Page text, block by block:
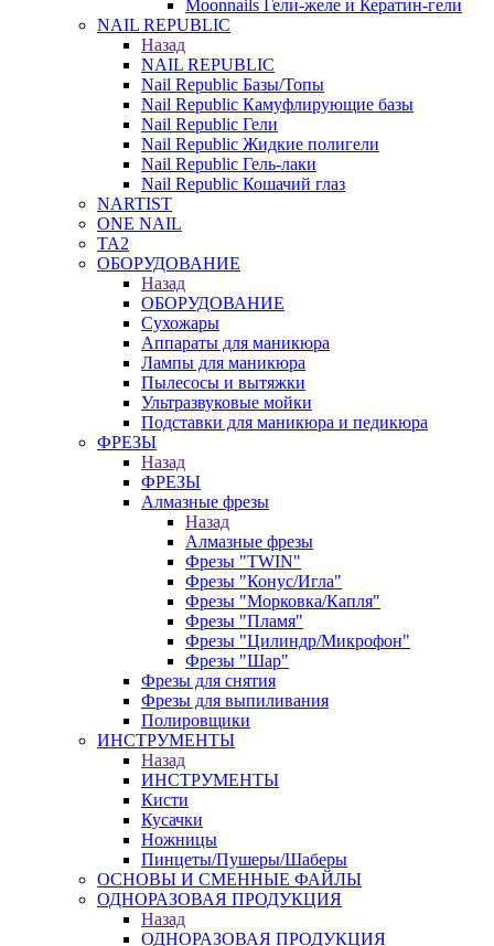
Moonnails Гели-желе и Кератин-гели
NAIL REPUBLIC
Назад
NAIL REPUBLIC
Nail Republic Базы/Топы
Nail Republic Камуфлирующие базы
Nail Republic Гели
Nail Republic Жидкие полигели
Nail Republic Гель-лаки
Nail Republic Кошачий глаз
NARTIST
ONE NAIL
TA2
ОБОРУДОВАНИЕ
Назад
ОБОРУДОВАНИЕ
Сухожары
Аппараты для маникюра
Лампы для маникюра
Пылесосы и вытяжки
Ультразвуковые мойки
Подставки для маникюра и педикюра
ФРЕЗЫ
Назад
ФРЕЗЫ
Алмазные фрезы
Назад
Алмазные фрезы
Фрезы "TWIN"
Фрезы "Конус/Игла"
Фрезы "Морковка/Капля"
Фрезы "Пламя"
Фрезы "Цилиндр/Микрофон"
Фрезы "Шар"
Фрезы для снятия
Фрезы для выпиливания
Полировщики
ИНСТРУМЕНТЫ
Назад
ИНСТРУМЕНТЫ
Кисти
Кусачки
Ножницы
Пинцеты/Пушеры/Шаберы
ОСНОВЫ И СМЕННЫЕ ФАЙЛЫ
ОДНОРАЗОВАЯ ПРОДУКЦИЯ
Назад
ОДНОРАЗОВАЯ ПРОДУКЦИЯ